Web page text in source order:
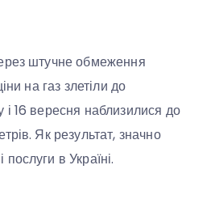
штучне обмеження
на газ злетіли до
і 16 вересня наблизилися до
Як результат, значно
в Україні.